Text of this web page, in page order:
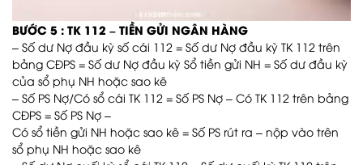
BƯỚC 5 : TK 112 – TIỀN GỬI NGÂN HÀNG
– Số dư Nợ đầu kỳ số cái 112 = Số dư Nợ đầu kỳ TK 112 trên
bảng CĐPS = Số dư Nợ đầu kỳ Sổ tiền gửi NH = Số dư đầu kỳ
của sổ phụ NH hoặc sao kê
– Số PS Nợ/Có sổ cái TK 112 = Số PS Nợ – Có TK 112 trên bảng
CĐPS = Số PS Nợ –
Có sổ tiền gửi NH hoặc sao kê = Số PS rút ra – nộp vào trên
sổ phụ NH hoặc sao kê